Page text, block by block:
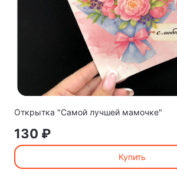
Открытка "Самой лучшей мамочке"
130 ₽
Купить